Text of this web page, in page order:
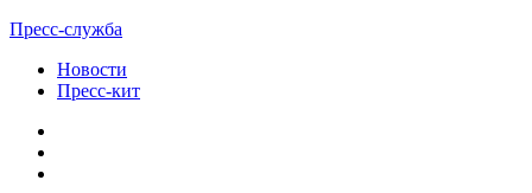
Пресс-служба
Новости
Пресс-кит